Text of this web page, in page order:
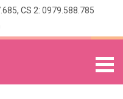
, CS 2: 0979.588.785